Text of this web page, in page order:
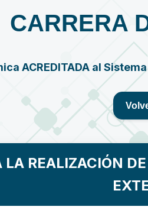
CARRERA
ACREDITADA al Sistema
LA REALIZACIÓN